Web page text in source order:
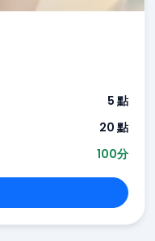
5 點
20 點
100分